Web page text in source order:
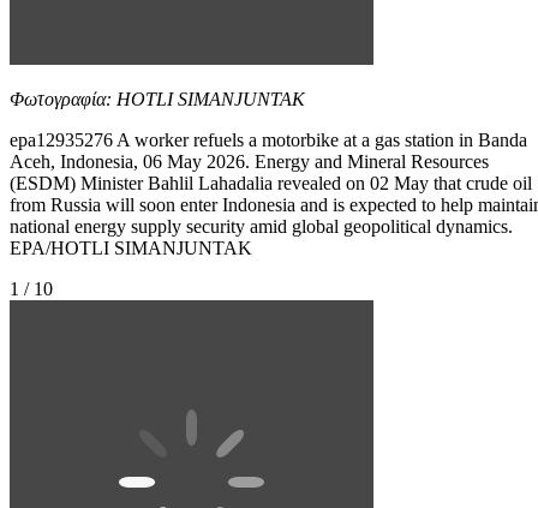
Φωτογραφία: HOTLI SIMANJUNTAK
epa12935276 A worker refuels a motorbike at a gas station in Banda
Aceh, Indonesia, 06 May 2026. Energy and Mineral Resources
(ESDM) Minister Bahlil Lahadalia revealed on 02 May that crude oil
from Russia will soon enter Indonesia and is expected to help
national energy supply security amid global geopolitical dynamics.
EPA/HOTLI SIMANJUNTAK
1 / 10